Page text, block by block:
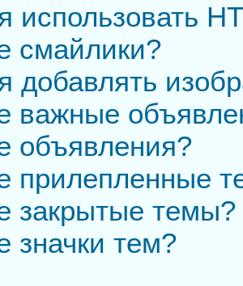
использовать
смайлики?
добавлять
важные
объявления?
прилепленные
закрытые темы?
значки тем?